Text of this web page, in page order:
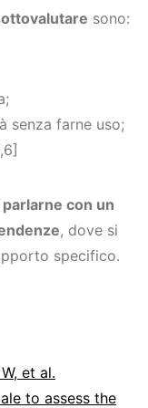
sono:
senza farne uso;
con un
, dove si
specifico.
et al.
to assess the